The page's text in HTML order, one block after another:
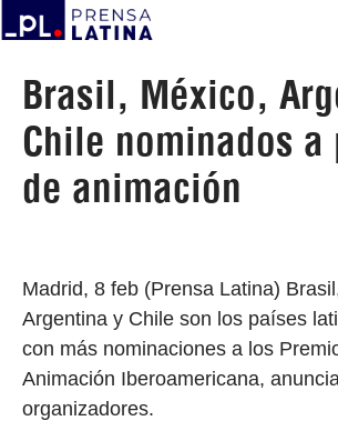
Brasil, México,
Chile nominados a
de animación
Madrid, 8 feb (Prensa Latina)
Argentina y Chile son los países
con más nominaciones a los
Animación Iberoamericana,
organizadores.